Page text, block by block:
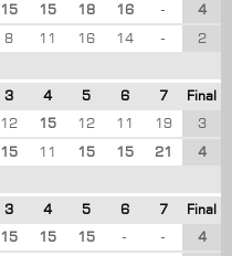
15 15 18 16 -
4
8 11 16 14 - 2
3 4 5 6 7
Final
12 15 12 11 19
3
15 11 15 15 21 4
3 4 5 6 7
Final
15 15 15 - -
4